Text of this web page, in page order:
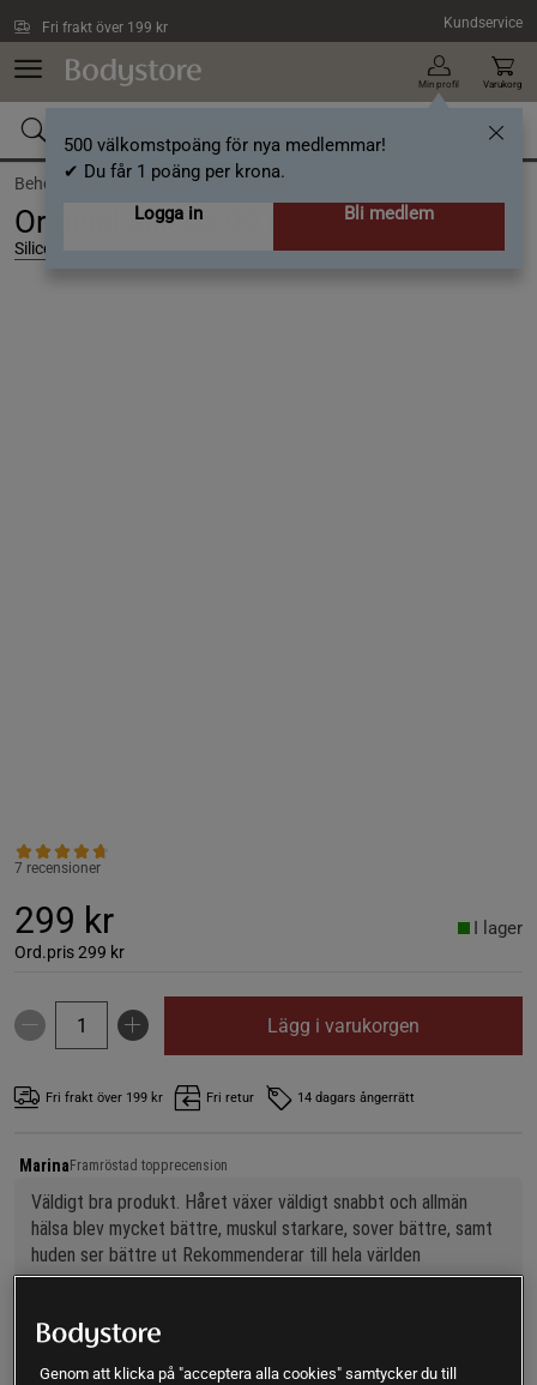
Fri frakt över 199 kr Kundservice
Min profil
500 välkomstpoäng för nya medlemmar!
✔ Du får 1 poäng per krona.
Logga in
Bli medlem
Varukorg
Behov / Hår, hud & naglar
Original Silicea 90 kapslar
Silicea
7 recensioner
299 kr
Ord.pris299 kr
I lager
Lägg i varukorgen
Fri frakt över 199 kr Fri retur 14 dagars ångerrätt
MarinaFramröstad topprecension
Väldigt bra produkt. Håret växer väldigt snabbt och allmän
hälsa blev mycket bättre, muskul starkare, sover bättre, samt
huden ser bättre ut Rekommenderar till hela världen
SKU #A1796-11| EAN
Original Silicea är ett kosttillskott från Silicea som innehåller
Genom att klicka på "acceptera alla cookies" samtycker du till